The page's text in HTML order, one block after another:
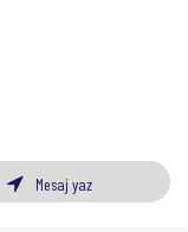
Mesaj yaz